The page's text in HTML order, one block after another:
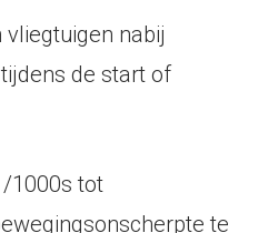
nabij
de start of
1000s tot
te